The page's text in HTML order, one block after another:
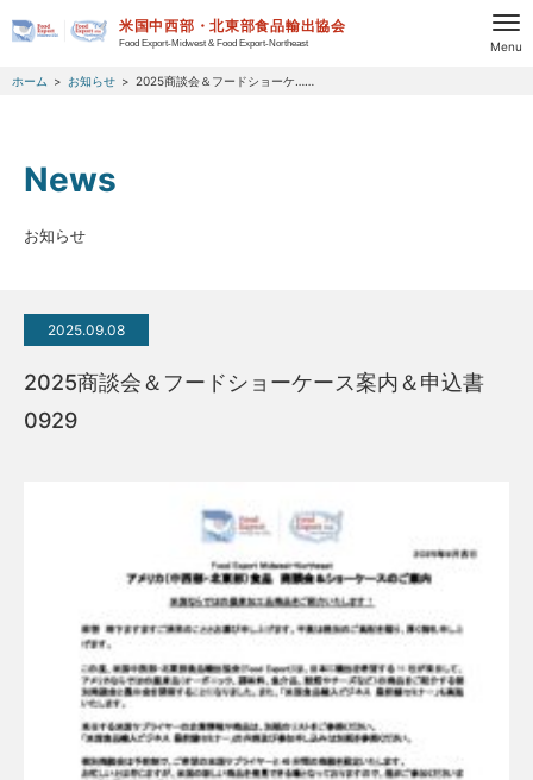
米国中西部・北東部食品輸出協会
Food Export-Midwest & Food Export-Northeast Menu
ホーム お知らせ 2025商談会＆フードショーケ……
News
お知らせ
2025.09.08
2025商談会＆フードショーケース案内＆申込書
0929